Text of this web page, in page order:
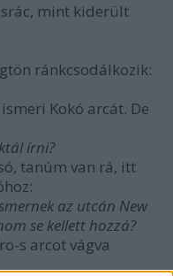
mint kiderült
ránkcsodálkozik:
Kokó arcát. De
írni?
tanúm van rá, itt
az utcán New
se kellett hozzá?
s arcot vágva